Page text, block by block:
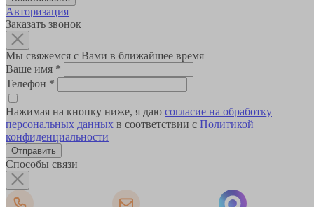
Авторизация
Заказать звонок
Мы свяжемся с Вами в ближайшее время
Ваше имя *
Телефон *
Нажимая на кнопку ниже, я даю согласие на обработку
персональных данных в соответствии с Политикой
конфиденциальности
Способы связи